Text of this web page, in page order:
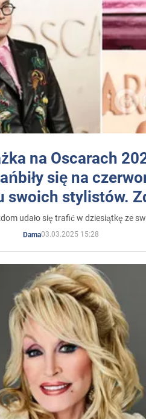
na Oscarach
się na
swoich stylistów.
udało się trafić w dziesiątkę ze
Dama03.03.2025 15:28